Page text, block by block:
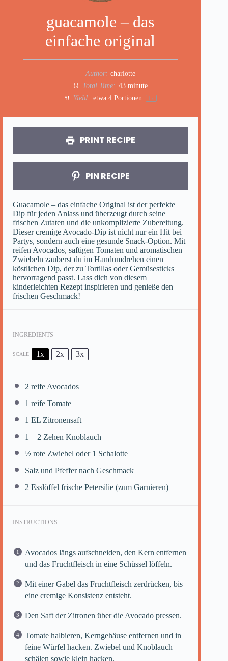
guacamole – das
einfache original
Author: charlotte
Total Time: 43 minute
Yield: etwa 4Portionen 1x
PRINT RECIPE
PIN RECIPE
Guacamole – das einfache Original ist der perfekte
Dip für jeden Anlass und überzeugt durch seine
frischen Zutaten und die unkomplizierte Zubereitung.
Dieser cremige Avocado-Dip ist nicht nur ein Hit bei
Partys, sondern auch eine gesunde Snack-Option. Mit
reifen Avocados, saftigen Tomaten und aromatischen
Zwiebeln zauberst du im Handumdrehen einen
köstlichen Dip, der zu Tortillas oder Gemüsesticks
hervorragend passt. Lass dich von diesem
kinderleichten Rezept inspirieren und genieße den
frischen Geschmack!
INGREDIENTS
SCALE 1x 2x 3x
2 reife Avocados
1 reife Tomate
1 EL Zitronensaft
1 – 2 Zehen Knoblauch
½ rote Zwiebel oder 1 Schalotte
Salz und Pfeffer nach Geschmack
2 Esslöffel frische Petersilie (zum Garnieren)
INSTRUCTIONS
Avocados längs aufschneiden, den Kern entfernen
und das Fruchtfleisch in eine Schüssel löffeln.
Mit einer Gabel das Fruchtfleisch zerdrücken, bis
eine cremige Konsistenz entsteht.
Den Saft der Zitronen über die Avocado pressen.
Tomate halbieren, Kerngehäuse entfernen und in
feine Würfel hacken. Zwiebel und Knoblauch
schälen sowie klein hacken.